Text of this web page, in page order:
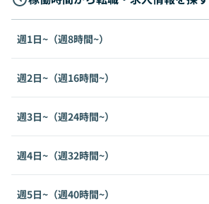
週1日~（週8時間~）
週2日~（週16時間~）
週3日~（週24時間~）
週4日~（週32時間~）
週5日~（週40時間~）